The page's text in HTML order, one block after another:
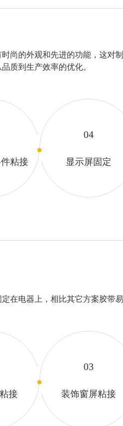
尚的外观和先进的功能，这对
质到生产效率的优化。
粘接
04
显示屏固定
在电器上，相⽐其它⽅案胶带
接
03
装饰窗屏粘接